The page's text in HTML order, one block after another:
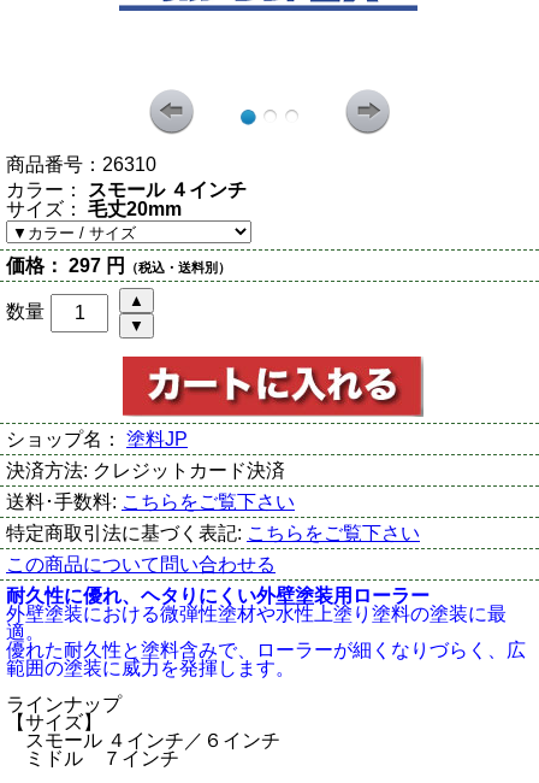
商品番号： 26310
カラー：
スモール ４インチ
サイズ：
毛丈20mm
価格： 297 円 （税込・送料別）
数量
ショップ名： 塗料JP
決済方法: クレジットカード決済
送料･手数料: こちらをご覧下さい
特定商取引法に基づく表記: こちらをご覧下さい
この商品について問い合わせる
耐久性に優れ、ヘタりにくい外壁塗装用ローラー
外壁塗装における微弾性塗材や水性上塗り塗料の塗装に最
適。
優れた耐久性と塗料含みで、ローラーが細くなりづらく、広
範囲の塗装に威力を発揮します。
ラインナップ
【サイズ】
スモール ４インチ／６インチ
ミドル ７インチ